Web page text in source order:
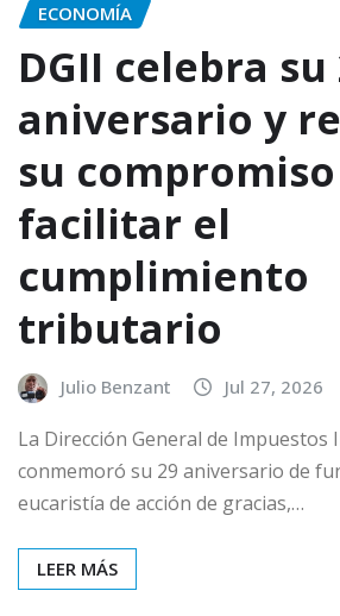
ECONOMÍA
DGII celebra su
aniversario y
su
facilitar el
cumplimiento
tributario
Julio Benzant Jul 27, 2026
La Dirección General de Impuestos
conmemoró su 29 aniversario de
eucaristía de acción de gracias,…
LEER MÁS